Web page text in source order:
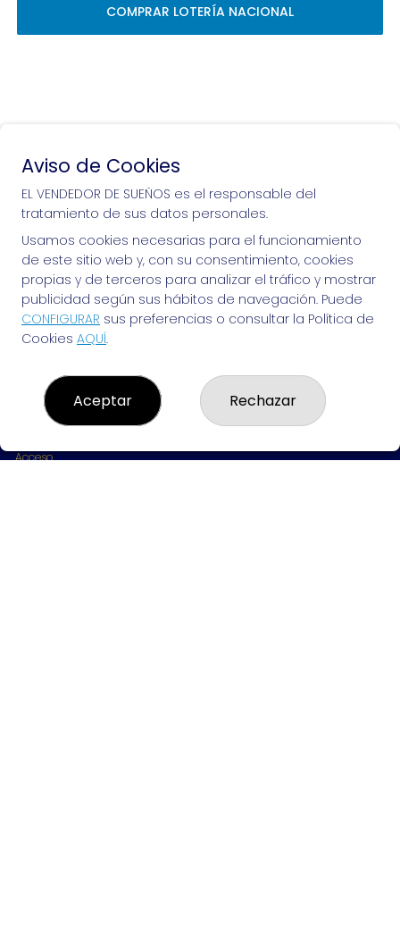
COMPRAR LOTERÍA NACIONAL
Si puedes soñarlo, puedes hacerlo, ¡mucha
suerte!
EL VENDEDOR DE SUEÑOS
¿Quiénes somos?
Resultados
Contacto
Empresas
Acceso
Aviso de Cookies
EL VENDEDOR DE SUEÑOS es el responsable del
tratamiento de sus datos personales.
Usamos cookies necesarias para el funcionamiento
de este sitio web y, con su consentimiento, cookies
propias y de terceros para analizar el tráfico y mostrar
publicidad según sus hábitos de navegación. Puede
CONFIGURAR sus preferencias o consultar la Política de
Cookies AQUÍ.
Aceptar Rechazar